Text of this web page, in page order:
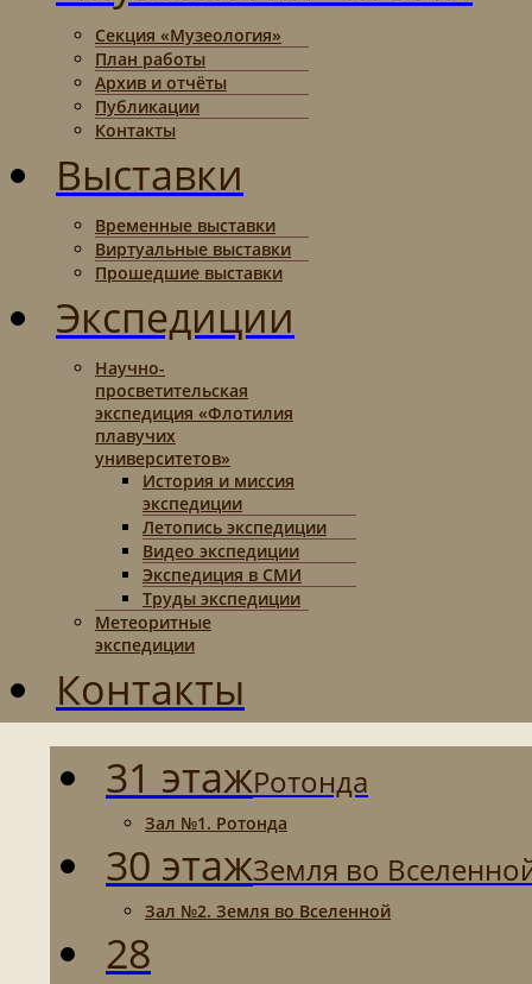
Секция «Музеология»
План работы
Архив и отчёты
Публикации
Контакты
Выставки
Временные выставки
Виртуальные выставки
Прошедшие выставки
Экспедиции
Научно-
просветительская
экспедиция «Флотилия
плавучих
университетов»
История и миссия
экспедиции
Летопись экспедиции
Видео экспедиции
Экспедиция в СМИ
Труды экспедиции
Метеоритные
экспедиции
Контакты
31 этажРотонда
Зал №1. Ротонда
30 этажЗемля во
Зал №2. Земля во Вселенной
28